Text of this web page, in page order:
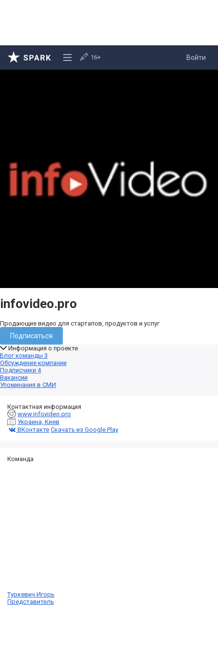
Войти
16+
infovideo.pro
Продающие видео для стартапов, продуктов и услуг
Подписаться
Информация о проекте
Блог команды 3
Обсуждение компании
Подписчики 4
Вакансии
Упоминания в СМИ
Контактная информация
www.infovideo.pro
Украина, Киев
ВКонтакте Скачать из Google Play
Команда
Туркевич Игорь
Представитель